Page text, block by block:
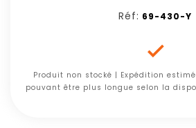
Réf: 69-430-Y

Produit non stocké | Expédition
pouvant être plus longue selon la